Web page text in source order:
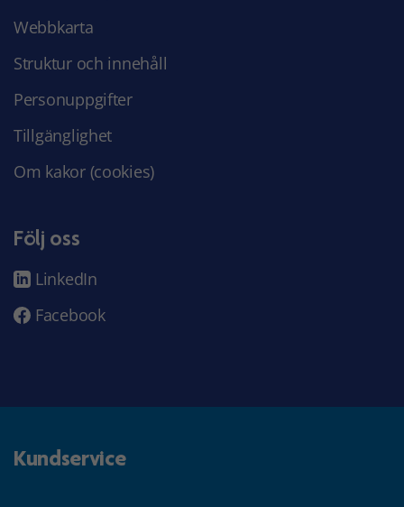
Webbkarta
Struktur och innehåll
Personuppgifter
Tillgänglighet
Om kakor (cookies)
Följ oss
LinkedIn
Facebook
Kundservice